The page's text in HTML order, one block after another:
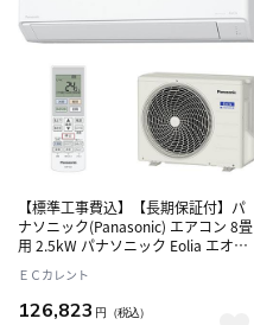
【標準工事費込】【長期保証付】パ
ナソニック(Panasonic) エアコン 8畳
用 2.5kW パナソニック Eolia エオリ
ト 電源100V
ＥＣカレント
126,823 円 （税込）